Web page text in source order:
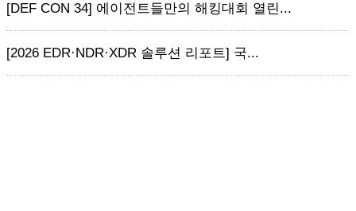
[DEF CON 34] 에이전트들만의 해킹대회 열린...
[2026 EDR·NDR·XDR 솔루션 리포트] 국...